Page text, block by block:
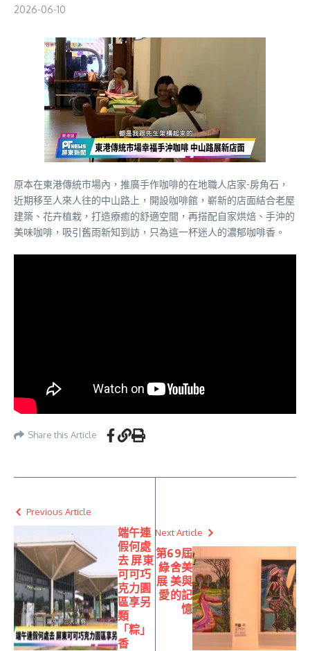
2026-06-10
原本在東港傳統市場內，推廣手作咖啡的在地職人店家-房角石，
近期移至人來人往的中山路上，開設咖啡館，嶄新的店面結合老屋
建築、花卉植栽，打造療癒的舒適空間，再搭配自家烘焙、手沖的
美味咖啡，吸引舊雨新知到訪，只為這一杯迷人的濃郁咖啡香。
Share this Article
Previous Article
端午連
假何處
去 屏東
可可巧
克力園
區享另
類
「粽」
香
Next Article
第69屆
綠舍美
展 美與
愛的記
憶